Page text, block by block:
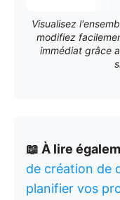
Visualisez
modifiez
immédiat grâce
📖 À lire
de création de
planifier vos